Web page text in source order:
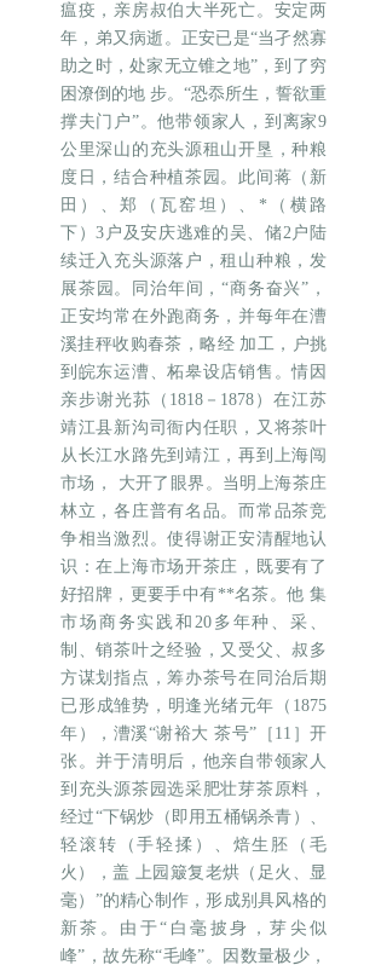
瘟疫，亲房叔伯大半死亡。安定两
年，弟又病逝。正安已是“当孑然寡
助之时，处家无立锥之地”，到了穷
困潦倒的地 步。“恐忝所生，誓欲重
撑夫门户”。他带领家人，到离家9
公里深山的充头源租山开垦，种粮
度日，结合种植茶园。此间蒋（新
田）、郑（瓦窑坦）、*（横路
下）3户及安庆逃难的吴、储2户陆
续迁入充头源落户，租山种粮，发
展茶园。同治年间，“商务奋兴”，
正安均常在外跑商务，并每年在漕
溪挂秤收购春茶，略经 加工，户挑
到皖东运漕、柘皋设店销售。情因
亲步谢光荪（1818－1878）在江苏
靖江县新沟司衙内任职，又将茶叶
从长江水路先到靖江，再到上海闯
市场， 大开了眼界。当明上海茶庄
林立，各庄普有名品。而常品茶竞
争相当激烈。使得谢正安清醒地认
识：在上海市场开茶庄，既要有了
好招牌，更要手中有**名茶。他 集
市场商务实践和20多年种、采、
制、销茶叶之经验，又受父、叔多
方谋划指点，筹办茶号在同治后期
已形成雏势，明逢光绪元年（1875
年），漕溪“谢裕大 茶号”［11］开
张。并于清明后，他亲自带领家人
到充头源茶园选采肥壮芽茶原料，
经过“下锅炒（即用五桶锅杀青）、
轻滚转（手轻揉）、焙生胚（毛
火），盖 上园簸复老烘（足火、显
毫）”的精心制作，形成别具风格的
新茶。由于“白毫披身，芽尖似
峰”，故先称“毛峰”。因数量极少，